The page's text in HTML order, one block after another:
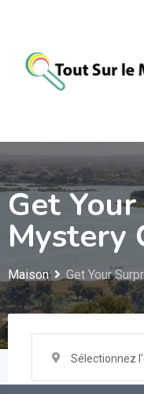
contenu
Get
Mystery
Maison Get Your
Sélectionnez